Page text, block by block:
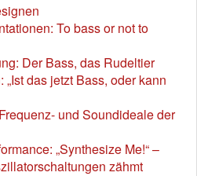
To bass or not to
Der Bass, das Rudeltier
das jetzt Bass, oder kann
und Soundideale der
„Synthesize Me!“ –
zähmt